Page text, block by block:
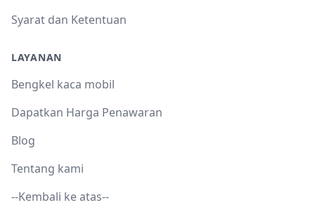
Syarat dan Ketentuan
LAYANAN
Bengkel kaca mobil
Dapatkan Harga Penawaran
Blog
Tentang kami
--Kembali ke atas--